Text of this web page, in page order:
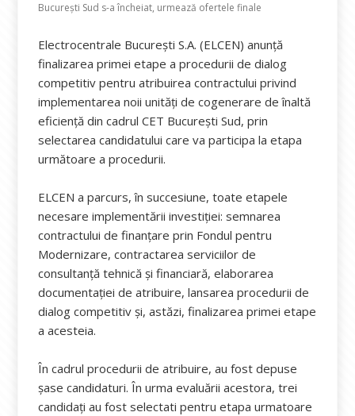
București Sud s-a încheiat, urmează ofertele finale
Electrocentrale București S.A. (ELCEN) anunță
finalizarea primei etape a procedurii de dialog
competitiv pentru atribuirea contractului privind
implementarea noii unități de cogenerare de înaltă
eficiență din cadrul CET București Sud, prin
selectarea candidatului care va participa la etapa
următoare a procedurii.
ELCEN a parcurs, în succesiune, toate etapele
necesare implementării investiției: semnarea
contractului de finanțare prin Fondul pentru
Modernizare, contractarea serviciilor de
consultanță tehnică și financiară, elaborarea
documentației de atribuire, lansarea procedurii de
dialog competitiv și, astăzi, finalizarea primei etape
a acesteia.
În cadrul procedurii de atribuire, au fost depuse
șase candidaturi. În urma evaluării acestora, trei
candidați au fost selectati pentru etapa urmatoare